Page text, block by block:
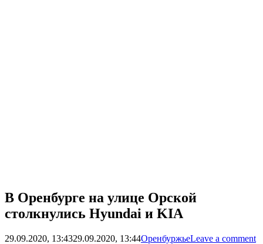
В Оренбурге на улице Орской
столкнулись Hyundai и KIA
29.09.2020, 13:4329.09.2020, 13:44ОренбуржьеLeave a comment